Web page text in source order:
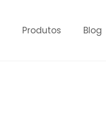
Produtos Blog